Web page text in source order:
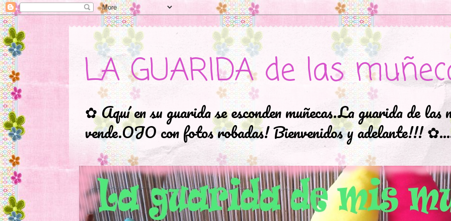
LA GUARIDA de las
✿ Aquí en su guarida se esconden muñecas.La guarida de las
vende.OJO con fotos robadas! Bienvenidos y adelante!!!